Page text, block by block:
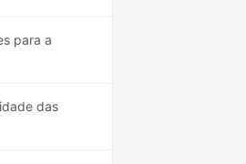
para a
das